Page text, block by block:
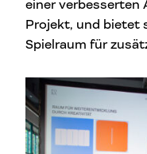
einer verbesserten
Projekt, und bietet
Spielraum für